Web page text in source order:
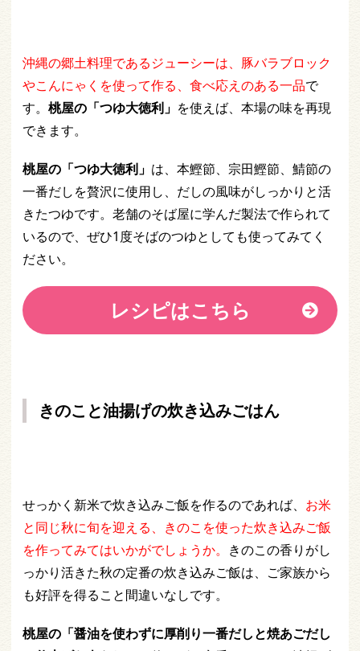
沖縄の郷土料理であるジューシーは、豚バラブロック
やこんにゃくを使って作る、食べ応えのある一品で
す。 桃屋の「つゆ大徳利」 を使えば、本場の味を再現
できます。
桃屋の「つゆ大徳利」 は、本鰹節、宗田鰹節、鯖節の
一番だしを贅沢に使用し、だしの風味がしっかりと活
きたつゆです。老舗のそば屋に学んだ製法で作られて
いるので、ぜひ1度そばのつゆとしても使ってみてく
ださい。
レシピはこちら
きのこと油揚げの炊き込みごはん
せっかく新米で炊き込みご飯を作るのであれば、 お米
と同じ秋に旬を迎える、きのこを使った炊き込みご飯
を作ってみてはいかがでしょうか。 きのこの香りがし
っかり活きた秋の定番の炊き込みご飯は、ご家族から
も好評を得ること間違いなしです。
桃屋の「醤油を使わずに厚削り一番だしと焼あごだし